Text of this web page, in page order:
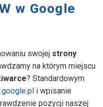
w Google
swojej strony
na którym miejscu
? Standardowym
i wpisanie
pozycji naszej